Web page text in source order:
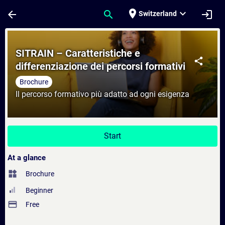
arrow_back search place Switzerland expand_more login
Course - SITRAIN – Caratteristiche e
share
SITRAIN – Caratteristiche e
differenziazione dei percorsi formativi
Brochure
Il percorso formativo più adatto ad ogni esigenza
Start
At a glance
widgets Brochure
Beginner
payment Free